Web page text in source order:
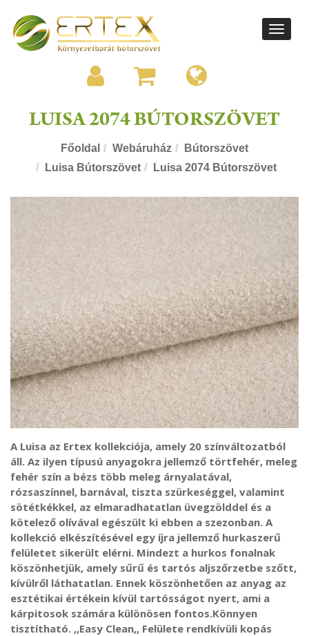
Toggle
LUISA 2074 BÚTORSZÖVET
Főoldal Webáruház
Bútorszövet
Luisa Bútorszövet
Luisa 2074 Bútorszövet
A Luisa az Ertex kollekciója, amely 20 színváltozatból
áll. Az ilyen típusú anyagokra jellemző törtfehér, meleg
fehér szín a bézs több meleg árnyalatával,
rózsaszínnel, barnával, tiszta szürkeséggel, valamint
sötétkékkel, az elmaradhatatlan üvegzölddel és a
kötelező olívával egészült ki ebben a szezonban. A
kollekció elkészítésével egy íjra jellemző hurkaszerű
felületet sikerült elérni. Mindezt a hurkos fonalnak
köszönhetjük, amely sűrű és tartós aljszőrzetbe szőtt,
kívülről láthatatlan. Ennek köszönhetően az anyag az
esztétikai értékein kívül tartósságot nyert, ami a
kárpitosok számára különösen fontos.Könnyen
tisztítható. ,,Easy Clean,, Felülete rendkívüli kopás